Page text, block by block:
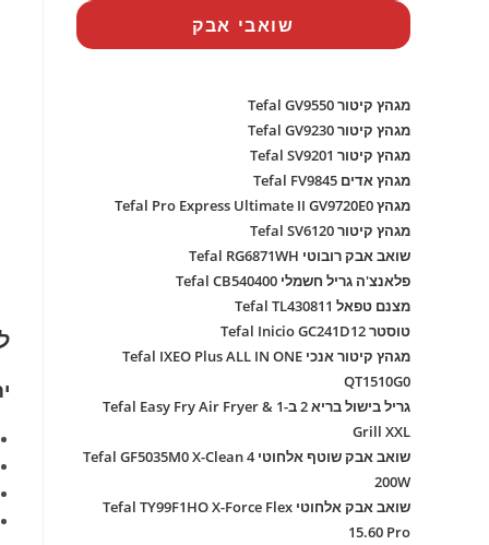
שואבי אבק
מגהץ קיטור Tefal GV9550
מגהץ קיטור Tefal GV9230
מגהץ קיטור Tefal SV9201
מגהץ אדים Tefal FV9845
מגהץ Tefal Pro Express Ultimate II GV9720E0
מגהץ קיטור Tefal SV6120
שואב אבק רובוטי Tefal RG6871WH
פלאנצ'ה גריל חשמלי Tefal CB540400
מצנם טפאל Tefal TL430811
טוסטר Tefal Inicio GC241D12
מגהץ קיטור אנכי Tefal IXEO Plus ALL IN ONE
QT1510G0
גריל בישול בריא 2 ב-1 Tefal Easy Fry Air Fryer &
Grill XXL
שואב אבק שוטף אלחוטי Tefal GF5035M0 X-Clean 4
200W
שואב אבק אלחוטי Tefal TY99F1HO X-Force Flex
15.60 Pro